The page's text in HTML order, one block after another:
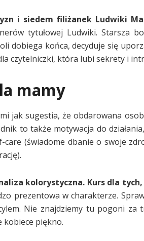
i siedem filiżanek Ludwiki
tytułowej Ludwiki. Starsza
dobiega końca, decyduje się
czytelniczki, która lubi sekrety i
mamy
jak sugestia, że obdarowana
to także motywacja do
(świadome dbanie o swoje
kolorystyczna. Kurs dla
prezentowa w charakterze.
Nie znajdziemy tu pogoni
kobiece piękno.